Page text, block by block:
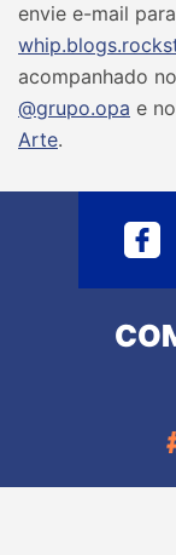
envie e-mail para
acompanhado
@grupo.opa e
Arte.